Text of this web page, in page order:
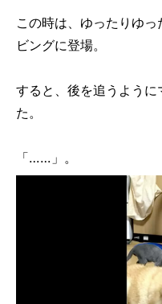
この時は、ゆったりゆ
ビングに登場。
すると、後を追うよう
た。
「……」。